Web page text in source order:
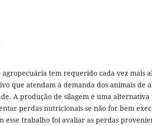
tem requerido cada vez mais
que atendam à demanda dos animais de
A produção de silagem é uma alternativa
perdas nutricionais se não for bem
esse trabalho foi avaliar as perdas